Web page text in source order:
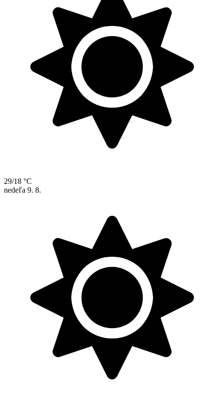
29/18 °C
nedeľa 9. 8.